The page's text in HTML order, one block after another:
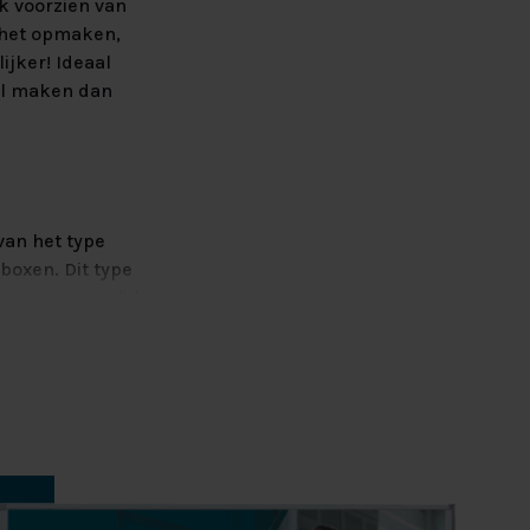
voorzien van
opmaken,
Ideaal
maken dan
het type
Dit type
u in een
veerkracht